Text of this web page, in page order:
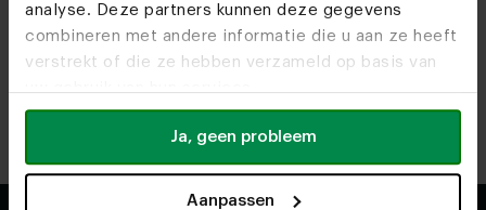
analyse. Deze partners kunnen deze gegevens
combineren met andere informatie die u aan ze heeft
verstrekt of die ze hebben verzameld op basis van
Ja, geen probleem
Aanpassen
Heeze
Route
Utrecht
Route
Antwerpen Rotterdam
Route